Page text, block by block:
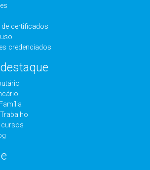
certificados
credenciados
se